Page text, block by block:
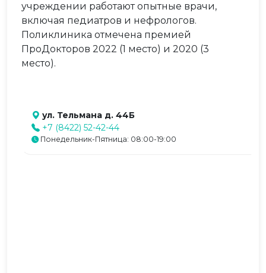
учреждении работают опытные врачи,
включая педиатров и нефрологов.
Поликлиника отмечена премией
ПроДокторов 2022 (1 место) и 2020 (3
место).
ул. Тельмана д. 44Б
+7 (8422) 52-42-44
Понедельник-Пятница: 08:00-19:00